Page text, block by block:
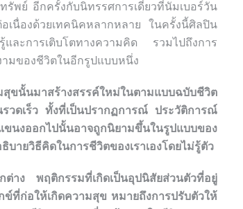
พย์ อีกครั้งกับนิทรรศการเดี่ยวที่นัมเบอร์วัน
เนื่องด้วยเทคนิคหลากหลาย ในครั้งนี้ศิลปิน
และการเติบโตทางความคิด รวมไปถึงการ
ามของชีวิตในอีกรูปแบบหนึ่ง
สุขนั้นมาสร้างสรรค์ใหม่ในตามแบบฉบับชีวิต
รวดเร็ว ทั้งที่เป็นปรากฏการณ์ ประวัติการณ์
งออกไปนั้นอาจถูกนิยามขึ้นในรูปแบบของ
บายวิธีคิดในการชีวิตของเราเองโดยไม่รู้ตัว
ต่าง พฤติกรรมที่เกิดเป็นอุปนิสัยส่วนตัวที่อยู่
ที่ก่อให้เกิดความสุข หมายถึงการปรับตัวให้